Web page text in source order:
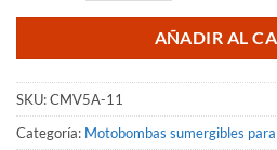
AÑADIR AL
SKU:CMV5A-11
Categoría: Motobombas sumergibles